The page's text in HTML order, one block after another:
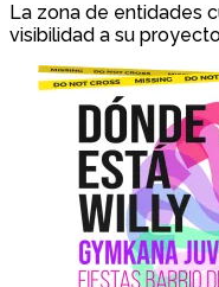
La zona de entidades
visibilidad a su